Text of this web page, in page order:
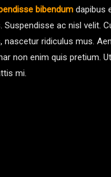
bibendum dapibus
Suspendisse ac nisl velit.
ridiculus mus.
non enim quis pretium.
mi.